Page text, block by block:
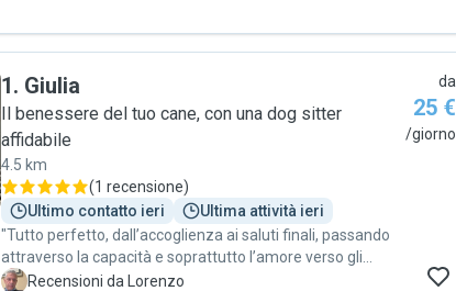
1. Giulia
Il benessere del tuo cane, con una dog sitter
affidabile
4.5 km
(1 recensione)
Ultimo contatto ieri
Ultima attività ieri
"Tutto perfetto, dall’accoglienza ai saluti finali, passando
attraverso la capacità e soprattutto l’amore verso gli
animali che si sente e viene trasmesso."
L Recensioni da Lorenzo
da
25 €
/giorno